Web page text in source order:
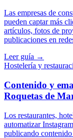
Las empresas de
pueden captar más
artículos, fotos de
publicaciones en
Leer guía →
Hostelería y
Contenido y
Roquetas de
Los restaurantes,
automatizar
publicando